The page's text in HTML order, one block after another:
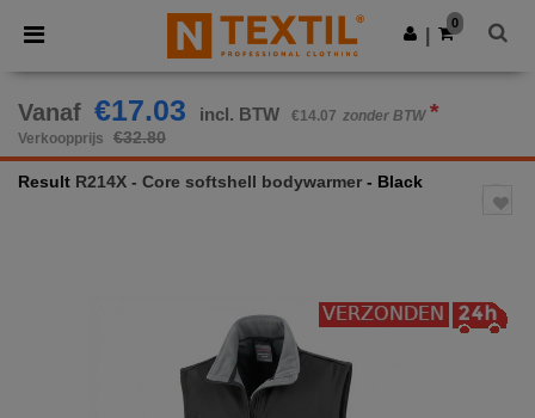
× Ntextil-app
Betere prijzen in de app!
Download app
0
Vanaf €17.03 incl. BTW €14.07 zonder BTW *
Verkoopprijs €32.80
Result R214X - Core softshell bodywarmer - Black